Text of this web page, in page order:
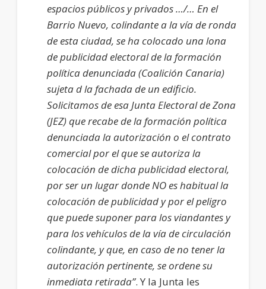
espacios públicos y privados …/… En el
Barrio Nuevo, colindante a la vía de ronda
de esta ciudad, se ha colocado una lona
de publicidad electoral de la formación
política denunciada (Coalición Canaria)
sujeta d la fachada de un edificio.
Solicitamos de esa Junta Electoral de Zona
(JEZ) que recabe de la formación política
denunciada la autorización o el contrato
comercial por el que se autoriza la
colocación de dicha publicidad electoral,
por ser un lugar donde NO es habitual la
colocación de publicidad y por el peligro
que puede suponer para los viandantes y
para los vehículos de la vía de circulación
colindante, y que, en caso de no tener la
autorización pertinente, se ordene su
inmediata retirada”. Y la Junta les